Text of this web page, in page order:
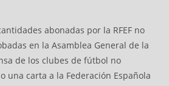
abonadas por la RFEF no
en la Asamblea General de la
de los clubes de fútbol no
una carta a la Federación Española